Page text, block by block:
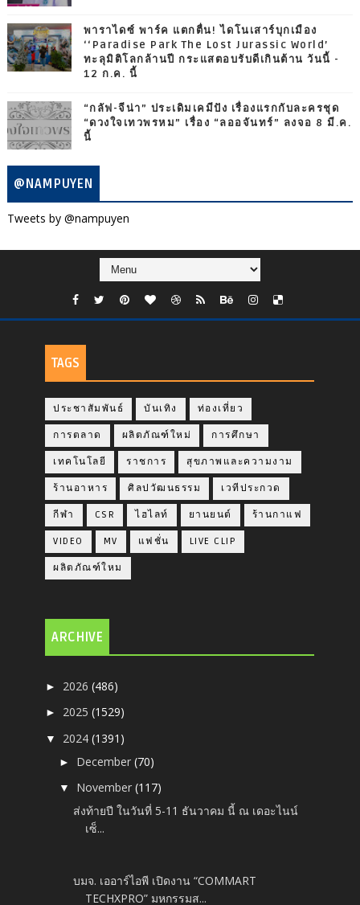
พาราไดซ์ พาร์ค แตกตื่น! ไดโนเสาร์บุกเมือง
‘‘Paradise Park The Lost Jurassic World’
ทะลุมิติโลกล้านปี กระแสตอบรับดีเกินต้าน วันนี้ -
12 ก.ค. นี้
“กลัฟ-จีน่า” ประเดิมเคมีปัง เรื่องแรกกับละครชุด
“ดวงใจเทวพรหม” เรื่อง “ลออจันทร์” ลงจอ 8 มี.ค.
นี้
@NAMPUYEN
Tweets by @nampuyen
TAGS
ประชาสัมพันธ์ บันเทิง ท่องเที่ยว
การตลาด ผลิตภัณฑ์ใหม่ การศึกษา
เทคโนโลยี ราชการ สุขภาพและความงาม
ร้านอาหาร ศิลปวัฒนธรรม เวทีประกวด
กีฬา CSR ไฮไลท์ ยานยนต์ ร้านกาแฟ
VIDEO MV แฟชั่น LIVE CLIP
ผลิตภัณฑ์ใหม
ARCHIVE
► 2026(486)
► 2025(1529)
▼ 2024(1391)
► December(70)
▼ November(117)
ส่งท้ายปี ในวันที่ 5-11 ธันวาคม นี้ ณ เดอะไนน์
เซ็...
บมจ. เออาร์ไอพี เปิดงาน “COMMART
TECHXPRO” มหกรรมส...